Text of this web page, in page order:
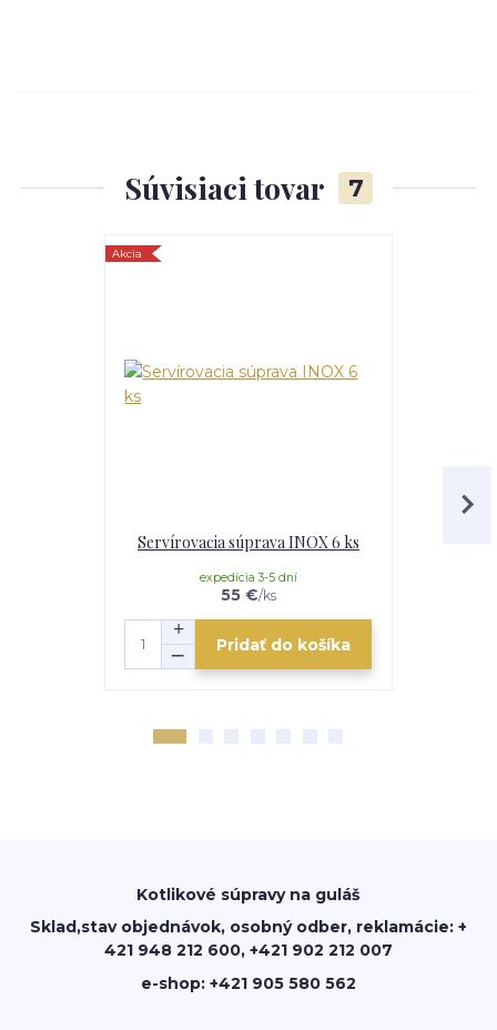
Súvisiaci tovar 7
Akcia
Servírovacia súprava INOX 6 ks
55 €/ks
expedícia 3-5 dní
Pridať do košíka
Kotlikové súpravy na guláš
Sklad,stav objednávok, osobný odber, reklamácie: +
421 948 212 600, +421 902 212 007
e-shop: +421 905 580 562